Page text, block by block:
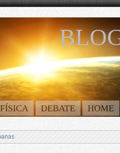
DEBATE HOME